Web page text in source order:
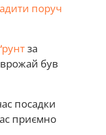
поруч
за
був
посадки
приємно